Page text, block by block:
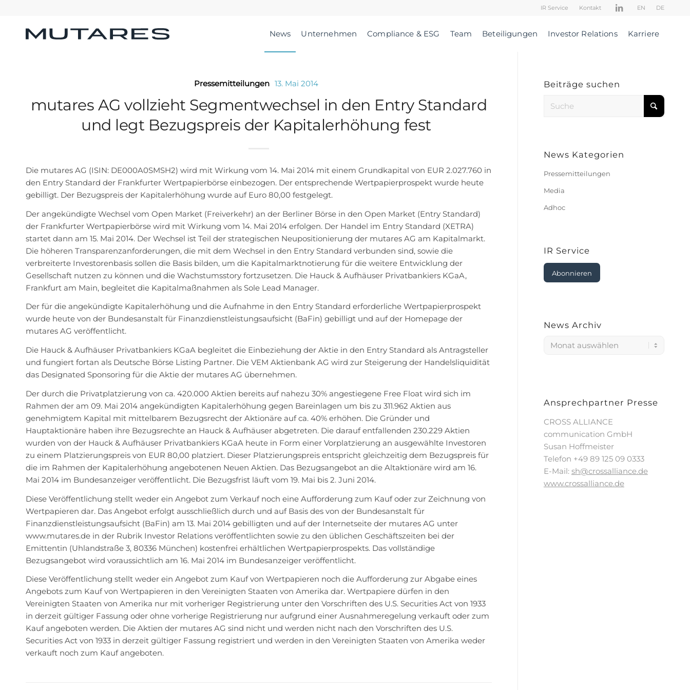
IR Service Kontakt EN DE
News Unternehmen Compliance & ESG Team Beteiligungen Investor Relations Karriere
Pressemitteilungen 13. Mai 2014
mutares AG vollzieht Segmentwechsel in den Entry Standard
und legt Bezugspreis der Kapitalerhöhung fest
Die mutares AG (ISIN: DE000A0SMSH2) wird mit Wirkung vom 14. Mai 2014 mit einem Grundkapital von EUR 2.027.760 in
den Entry Standard der Frankfurter Wertpapierbörse einbezogen. Der entsprechende Wertpapierprospekt wurde heute
gebilligt. Der Bezugspreis der Kapitalerhöhung wurde auf Euro 80,00 festgelegt.
Der angekündigte Wechsel vom Open Market (Freiverkehr) an der Berliner Börse in den Open Market (Entry Standard)
der Frankfurter Wertpapierbörse wird mit Wirkung vom 14. Mai 2014 erfolgen. Der Handel im Entry Standard (XETRA)
startet dann am 15. Mai 2014. Der Wechsel ist Teil der strategischen Neupositionierung der mutares AG am Kapitalmarkt.
Die höheren Transparenzanforderungen, die mit dem Wechsel in den Entry Standard verbunden sind, sowie die
verbreiterte Investorenbasis sollen die Basis bilden, um die Kapitalmarktnotierung für die weitere Entwicklung der
Gesellschaft nutzen zu können und die Wachstumsstory fortzusetzen. Die Hauck & Aufhäuser Privatbankiers KGaA,
Frankfurt am Main, begleitet die Kapitalmaßnahmen als Sole Lead Manager.
Der für die angekündigte Kapitalerhöhung und die Aufnahme in den Entry Standard erforderliche Wertpapierprospekt
wurde heute von der Bundesanstalt für Finanzdienstleistungsaufsicht (BaFin) gebilligt und auf der Homepage der
mutares AG veröffentlicht.
Die Hauck & Aufhäuser Privatbankiers KGaA begleitet die Einbeziehung der Aktie in den Entry Standard als Antragsteller
und fungiert fortan als Deutsche Börse Listing Partner. Die VEM Aktienbank AG wird zur Steigerung der Handelsliquidität
das Designated Sponsoring für die Aktie der mutares AG übernehmen.
Der durch die Privatplatzierung von ca. 420.000 Aktien bereits auf nahezu 30% angestiegene Free Float wird sich im
Rahmen der am 09. Mai 2014 angekündigten Kapitalerhöhung gegen Bareinlagen um bis zu 311.962 Aktien aus
genehmigtem Kapital mit mittelbarem Bezugsrecht der Aktionäre auf ca. 40% erhöhen. Die Gründer und
Hauptaktionäre haben ihre Bezugsrechte an Hauck & Aufhäuser abgetreten. Die darauf entfallenden 230.229 Aktien
wurden von der Hauck & Aufhäuser Privatbankiers KGaA heute in Form einer Vorplatzierung an ausgewählte Investoren
zu einem Platzierungspreis von EUR 80,00 platziert. Dieser Platzierungspreis entspricht gleichzeitig dem Bezugspreis für
die im Rahmen der Kapitalerhöhung angebotenen Neuen Aktien. Das Bezugsangebot an die Altaktionäre wird am 16.
Mai 2014 im Bundesanzeiger veröffentlicht. Die Bezugsfrist läuft vom 19. Mai bis 2. Juni 2014.
Diese Veröffentlichung stellt weder ein Angebot zum Verkauf noch eine Aufforderung zum Kauf oder zur Zeichnung von
Wertpapieren dar. Das Angebot erfolgt ausschließlich durch und auf Basis des von der Bundesanstalt für
Finanzdienstleistungsaufsicht (BaFin) am 13. Mai 2014 gebilligten und auf der Internetseite der mutares AG unter
www.mutares.de in der Rubrik Investor Relations veröffentlichten sowie zu den üblichen Geschäftszeiten bei der
Emittentin (Uhlandstraße 3, 80336 München) kostenfrei erhältlichen Wertpapierprospekts. Das vollständige
Bezugsangebot wird voraussichtlich am 16. Mai 2014 im Bundesanzeiger veröffentlicht.
Diese Veröffentlichung stellt weder ein Angebot zum Kauf von Wertpapieren noch die Aufforderung zur Abgabe eines
Angebots zum Kauf von Wertpapieren in den Vereinigten Staaten von Amerika dar. Wertpapiere dürfen in den
Vereinigten Staaten von Amerika nur mit vorheriger Registrierung unter den Vorschriften des U.S. Securities Act von 1933
in derzeit gültiger Fassung oder ohne vorherige Registrierung nur aufgrund einer Ausnahmeregelung verkauft oder zum
Kauf angeboten werden. Die Aktien der mutares AG sind nicht und werden nicht nach den Vorschriften des U.S.
Securities Act von 1933 in derzeit gültiger Fassung registriert und werden in den Vereinigten Staaten von Amerika weder
verkauft noch zum Kauf angeboten.
Beiträge suchen
News Kategorien
Pressemitteilungen
Media
Adhoc
IR Service
Abonnieren
News Archiv
Ansprechpartner Presse
CROSS ALLIANCE
communication GmbH
Susan Hoffmeister
Telefon +49 89 125 09 0333
E-Mail: sh@crossalliance.de
www.crossalliance.de